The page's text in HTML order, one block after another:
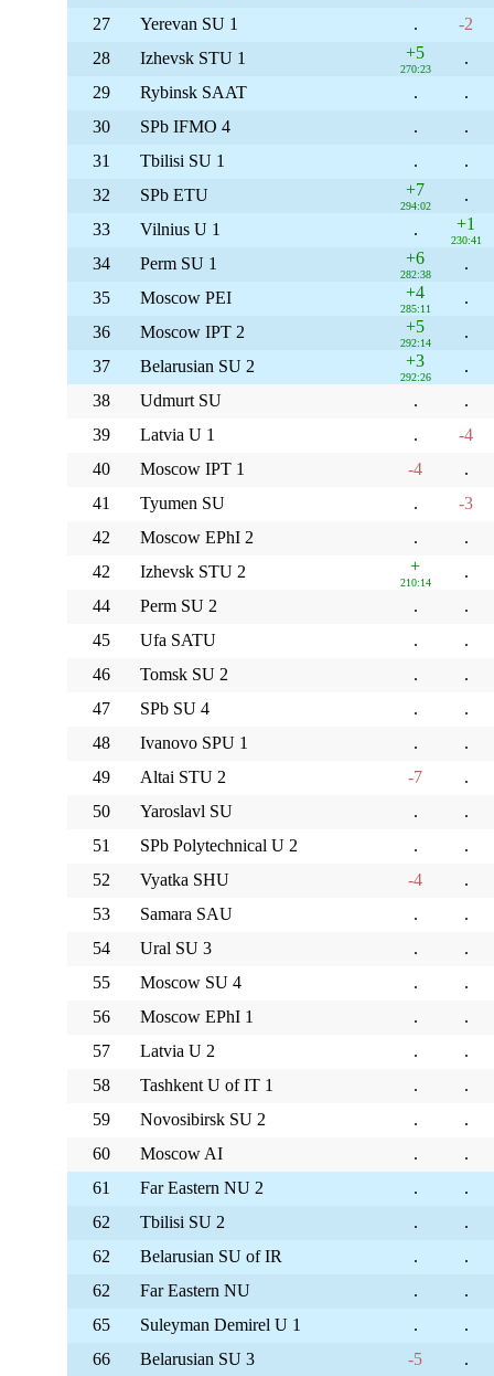
27
Yerevan SU 1 .
-2
28
Izhevsk STU 1 +5
270:23
.
29
Rybinsk SAAT .
.
30
SPb IFMO 4 .
.
31
Tbilisi SU 1 .
.
32
SPb ETU +7
294:02
.
33
Vilnius U 1 . +1
230:41
34 Perm SU 1 +6
282:38
.
35
Moscow PEI +4
285:11
.
36
Moscow IPT 2 +5
292:14
.
37
Belarusian SU 2 +3
292:26
.
38
Udmurt SU .
.
39
Latvia U 1 .
-4
40
Moscow IPT 1 -4
.
41
Tyumen SU .
-3
42
Moscow EPhI 2 .
.
42
Izhevsk STU 2 +
210:14
.
44
Perm SU 2 .
.
45
Ufa SATU .
.
46
Tomsk SU 2 .
.
47
SPb SU 4 .
.
48
Ivanovo SPU 1 .
.
49
Altai STU 2 -7
.
50
Yaroslavl SU .
.
51
SPb Polytechnical U 2 .
.
52
Vyatka SHU -4
.
53
Samara SAU .
.
54
Ural SU 3 .
.
55
Moscow SU 4 .
.
56
Moscow EPhI 1 .
.
57
Latvia U 2 .
.
58
Tashkent U of IT 1 .
.
59
Novosibirsk SU 2 .
.
60
Moscow AI .
.
61
Far Eastern NU 2 .
.
62
Tbilisi SU 2 .
.
62
Belarusian SU of IR .
.
62
Far Eastern NU .
.
65
Suleyman Demirel U 1 .
.
66
Belarusian SU 3 -5
.